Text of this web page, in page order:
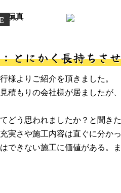
とにかく長持ちさ
様よりご紹介を頂きました。
積もりの会社様が居ましたが
どう思われましたか？と聞き
実さや施工内容は直ぐに分か
できない施工に価値がある。